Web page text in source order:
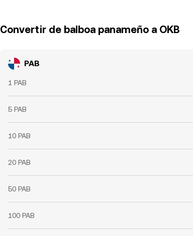
Convertir de balboa panameño a OKB
PAB
1 PAB
5 PAB
10 PAB
20 PAB
50 PAB
100 PAB